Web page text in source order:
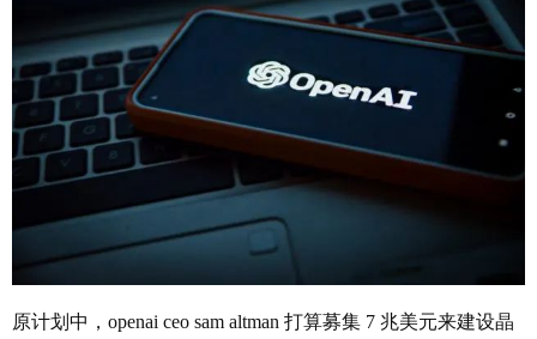
原计划中，openai ceo sam altman 打算募集 7 兆美元来建设晶